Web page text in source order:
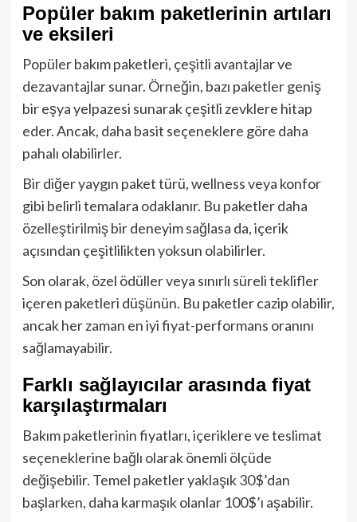
Popüler bakım paketlerinin artıları
ve eksileri
Popüler bakım paketleri, çeşitli avantajlar ve
dezavantajlar sunar. Örneğin, bazı paketler geniş
bir eşya yelpazesi sunarak çeşitli zevklere hitap
eder. Ancak, daha basit seçeneklere göre daha
pahalı olabilirler.
Bir diğer yaygın paket türü, wellness veya konfor
gibi belirli temalara odaklanır. Bu paketler daha
özelleştirilmiş bir deneyim sağlasa da, içerik
açısından çeşitlilikten yoksun olabilirler.
Son olarak, özel ödüller veya sınırlı süreli teklifler
içeren paketleri düşünün. Bu paketler cazip olabilir,
ancak her zaman en iyi fiyat-performans oranını
sağlamayabilir.
Farklı sağlayıcılar arasında fiyat
karşılaştırmaları
Bakım paketlerinin fiyatları, içeriklere ve teslimat
seçeneklerine bağlı olarak önemli ölçüde
değişebilir. Temel paketler yaklaşık 30$’dan
başlarken, daha karmaşık olanlar 100$’ı aşabilir.